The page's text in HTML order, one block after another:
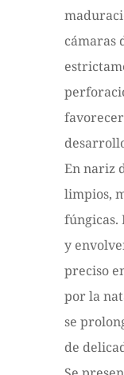
cámaras
En nariz
limpios,
fúngicas.
y
preciso
por la
se
de